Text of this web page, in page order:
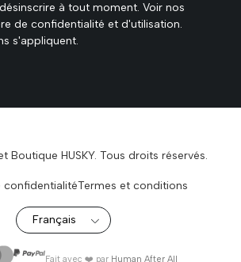
à tout moment. Voir nos
de confidentialité et d'utilisation.
s'appliquent.
Boutique HUSKY. Tous droits réservés.
confidentialitéTermes et conditions
Fait avec ❤️ par Human After All